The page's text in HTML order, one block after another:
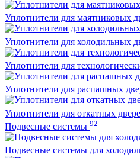
Уплотнители для маятниковых
Уплотнители для холодильных
Уплотнители для
Уплотнители для распашных
Уплотнители для откатных
Подвесные системы 92
Подвесные системы для